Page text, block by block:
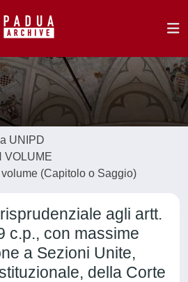
UNIPD
VOLUME
(Capitolo o Saggio)
agli artt.
c.p., con massime
a Sezioni Unite,
della Corte